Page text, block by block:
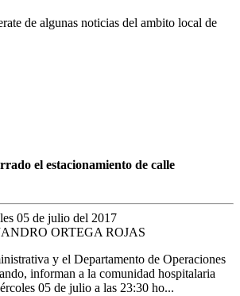
de algunas noticias del ambito local de
el estacionamiento de calle
05 de julio del 2017
ORTEGA ROJAS
y el Departamento de Operaciones
informan a la comunidad hospitalaria
05 de julio a las 23:30 ho...